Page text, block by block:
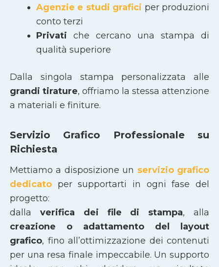
Agenzie e studi grafici per produzioni
conto terzi
Privati che cercano una stampa di
qualità superiore
Dalla singola stampa personalizzata alle
grandi tirature, offriamo la stessa attenzione
a materiali e finiture.
Servizio Grafico Professionale su
Richiesta
Mettiamo a disposizione un servizio grafico
dedicato per supportarti in ogni fase del
progetto:
dalla verifica dei file di stampa, alla
creazione o adattamento del layout
grafico, fino all’ottimizzazione dei contenuti
per una resa finale impeccabile. Un supporto